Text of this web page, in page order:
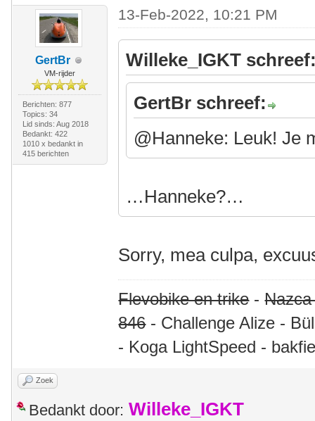
GertBr
VM-rijder
Berichten: 877
Topics: 34
Lid sinds: Aug 2018
Bedankt: 422
1010 x bedankt in
415 berichten
13-Feb-2022, 10:21 PM
Willeke_IGKT
GertBr schreef:
@Hanneke: Leuk! Je
…Hanneke?…
Sorry, mea culpa,
Flevobike en trike-
846- Challenge Alize -
- Koga LightSpeed -
Zoek
Bedankt door: Willeke_IGKT